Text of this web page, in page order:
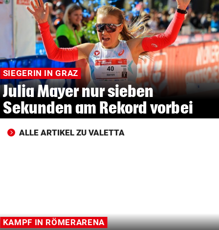
© Krone Multimedia GmbH & Co KG 2026
Muthgasse 2, 1190 Wien
SIEGERIN IN GRAZ
Julia Mayer nur sieben
Sekunden am Rekord vorbei
ALLE ARTIKEL ZU VALETTA
KAMPF IN RÖMERARENA